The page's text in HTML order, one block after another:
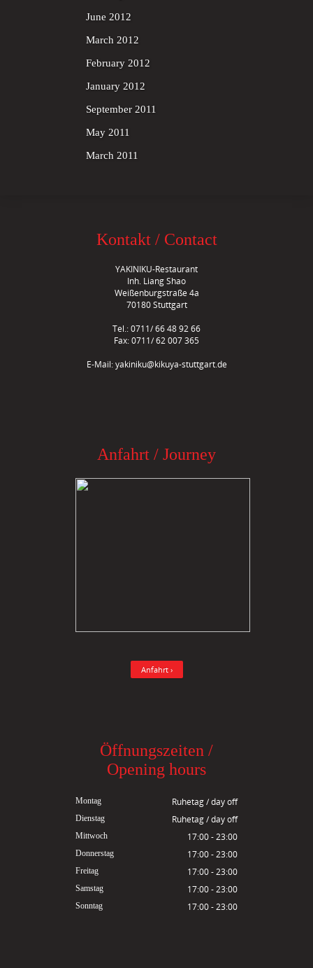
June 2012
March 2012
February 2012
January 2012
September 2011
May 2011
March 2011
Kontakt / Contact
YAKINIKU-Restaurant
Inh. Liang Shao
Weißenburgstraße 4a
70180 Stuttgart
Tel.: 0711/ 66 48 92 66
Fax: 0711/ 62 007 365
E-Mail:yakiniku@kikuya-stuttgart.de
Anfahrt / Journey
Anfahrt ›
Öffnungszeiten /
Opening hours
Montag Ruhetag / day off
Dienstag Ruhetag / day off
Mittwoch 17:00 - 23:00
Donnerstag 17:00 - 23:00
Freitag 17:00 - 23:00
Samstag 17:00 - 23:00
Sonntag 17:00 - 23:00